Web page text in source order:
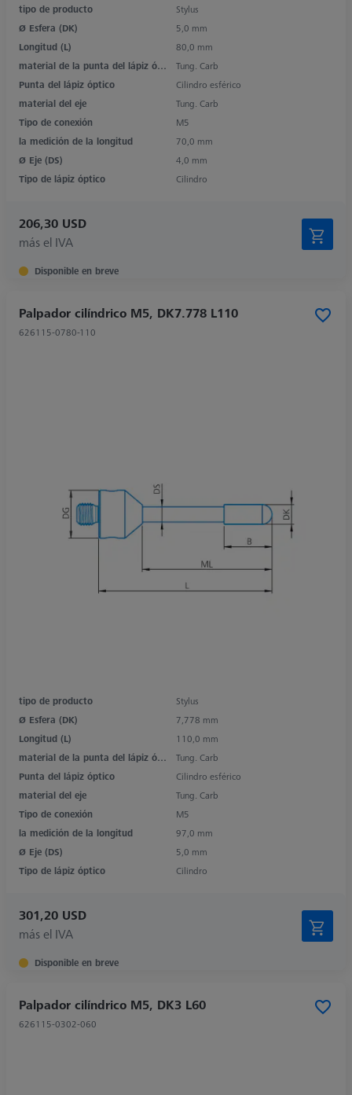
tipo de producto
Stylus
Ø Esfera (DK)
5,0 mm
Longitud (L)
80,0 mm
material de la punta del lápiz óptico
Tung. Carb
Punta del lápiz óptico
Cilindro esférico
material del eje
Tung. Carb
Tipo de conexión
M5
la medición de la longitud
70,0 mm
Ø Eje (DS)
4,0 mm
Tipo de lápiz óptico
Cilindro
206,30 USD
más el IVA
Disponible en breve
Palpador cilíndrico M5, DK7.778 L110
626115-0780-110
tipo de producto
Stylus
Ø Esfera (DK)
7,778 mm
Longitud (L)
110,0 mm
material de la punta del lápiz óptico
Tung. Carb
Punta del lápiz óptico
Cilindro esférico
material del eje
Tung. Carb
Tipo de conexión
M5
la medición de la longitud
97,0 mm
Ø Eje (DS)
5,0 mm
Tipo de lápiz óptico
Cilindro
301,20 USD
más el IVA
Disponible en breve
Palpador cilíndrico M5, DK3 L60
626115-0302-060